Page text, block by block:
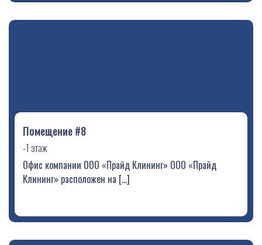
Помещение #8
-1 этаж
Офис компании ООО «Прайд Клининг» ООО «Прайд
Клининг» расположен на […]